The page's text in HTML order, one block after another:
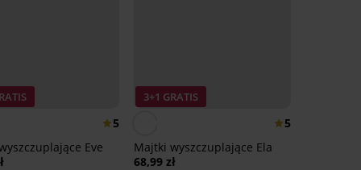
5
Eve
3+1 GRATIS
5
Majtki wyszczuplające Ela
68,99 zł